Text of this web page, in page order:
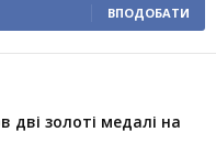
ВПОДОБАТИ
дві золоті медалі на